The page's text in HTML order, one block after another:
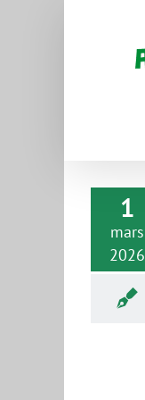
1
mars
2026